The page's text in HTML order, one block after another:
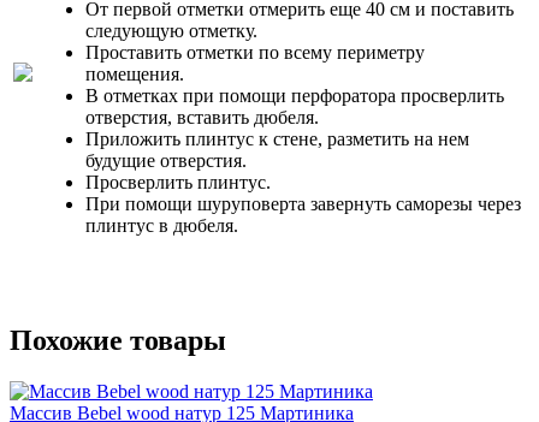
От первой отметки отмерить еще 40 см и поставить
следующую отметку.
Проставить отметки по всему периметру
помещения.
В отметках при помощи перфоратора просверлить
отверстия, вставить дюбеля.
Приложить плинтус к стене, разметить на нем
будущие отверстия.
Просверлить плинтус.
При помощи шуруповерта завернуть саморезы через
плинтус в дюбеля.
Похожие товары
Массив Bebel wood натур 125 Мартиника